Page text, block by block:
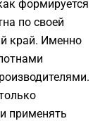
формируется
по своей
край. Именно
применять